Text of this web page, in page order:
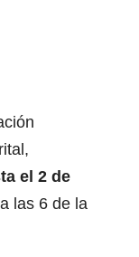
el 2 de
las 6 de la